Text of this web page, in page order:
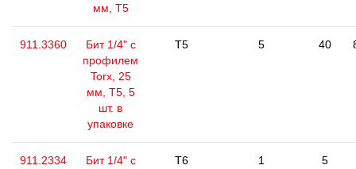
мм, Т5
911.3360
Бит 1/4" с
профилем
Torx, 25
мм, Т5, 5
шт. в
упаковке
T5 5 40
911.2334
Бит 1/4" с
T6 1 5